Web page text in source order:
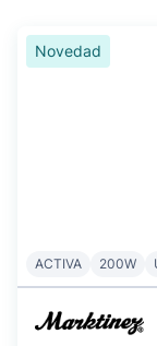
Novedad
ACTIVA 200W